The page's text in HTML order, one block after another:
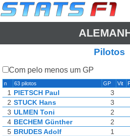
Pilotos
Com pelo menos um GP
n 63 pilotos GP Vit
1 PIETSCH Paul
3
2 STUCK Hans
3
3 ULMEN Toni
2
4 BECHEM Günther
2
5 BRUDES Adolf
1